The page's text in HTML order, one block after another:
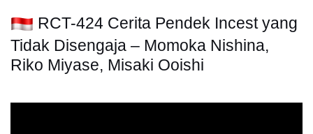
RCT-424 Cerita Pendek Incest yang
Tidak Disengaja – Momoka Nishina,
Riko Miyase, Misaki Ooishi